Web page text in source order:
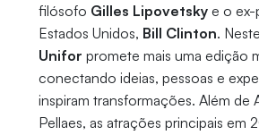
filósofo Gilles Lipovetskye o ex-
Estados Unidos, Bill Clinton.
Unifor promete mais uma edição
conectando ideias, pessoas e
inspiram transformações. Além de
Pellaes, as atrações principais em